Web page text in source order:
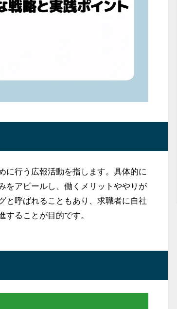
に行う広報活動を指します。具体的に
をアピールし、働くメリットややりが
と呼ばれることもあり、求職者に自社
することが目的です。